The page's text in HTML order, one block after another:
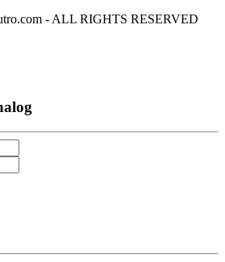
- ALL RIGHTS RESERVED